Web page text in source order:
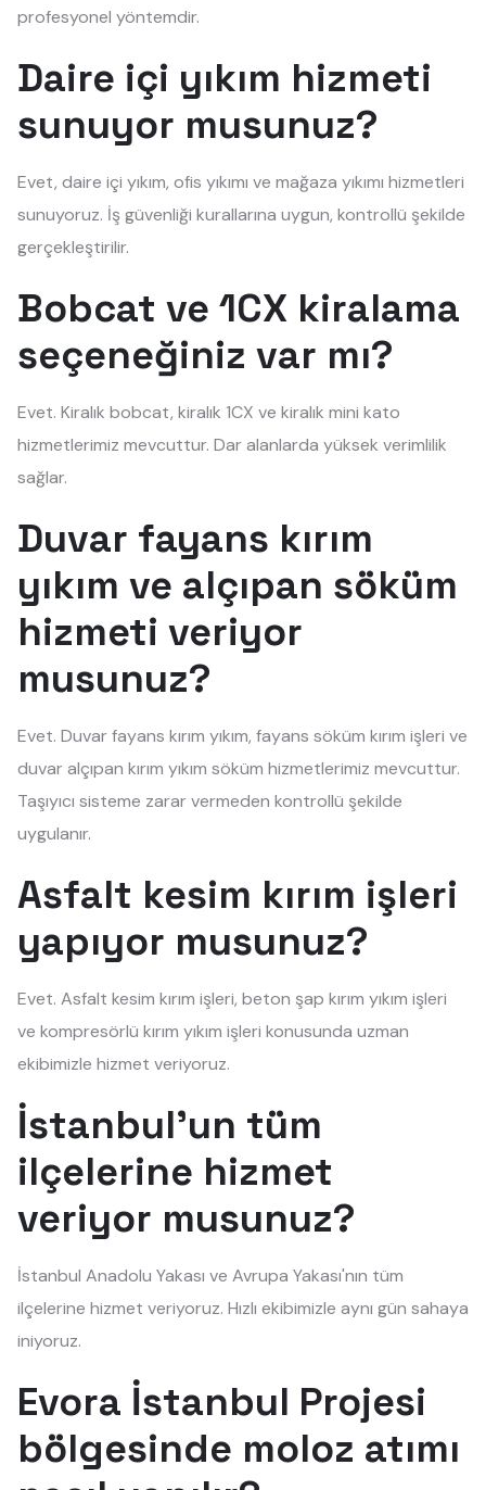
profesyonel yöntemdir.
Daire içi yıkım hizmeti
sunuyor musunuz?
Evet, daire içi yıkım, ofis yıkımı ve mağaza yıkımı hizmetleri
sunuyoruz. İş güvenliği kurallarına uygun, kontrollü şekilde
gerçekleştirilir.
Bobcat ve 1CX kiralama
seçeneğiniz var mı?
Evet. Kiralık bobcat, kiralık 1CX ve kiralık mini kato
hizmetlerimiz mevcuttur. Dar alanlarda yüksek verimlilik
sağlar.
Duvar fayans kırım
yıkım ve alçıpan söküm
hizmeti veriyor
musunuz?
Evet. Duvar fayans kırım yıkım, fayans söküm kırım işleri ve
duvar alçıpan kırım yıkım söküm hizmetlerimiz mevcuttur.
Taşıyıcı sisteme zarar vermeden kontrollü şekilde
uygulanır.
Asfalt kesim kırım işleri
yapıyor musunuz?
Evet. Asfalt kesim kırım işleri, beton şap kırım yıkım işleri
ve kompresörlü kırım yıkım işleri konusunda uzman
ekibimizle hizmet veriyoruz.
İstanbul'un tüm
ilçelerine hizmet
veriyor musunuz?
İstanbul Anadolu Yakası ve Avrupa Yakası'nın tüm
ilçelerine hizmet veriyoruz. Hızlı ekibimizle aynı gün sahaya
iniyoruz.
Evora İstanbul Projesi
bölgesinde moloz atımı